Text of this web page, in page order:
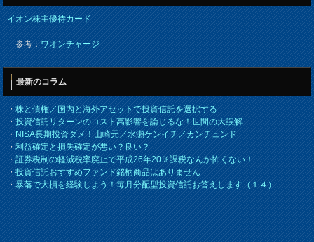
イオン株主優待カード
参考：ワオンチャージ
最新のコラム
・株と債権／国内と海外アセットで投資信託を選択する
・投資信託リターンのコスト高影響を論じるな！世間の大誤解
・NISA長期投資ダメ！山崎元／水瀬ケンイチ／カンチュンド
・利益確定と損失確定が悪い？良い？
・証券税制の軽減税率廃止で平成26年20％課税なんか怖くない！
・投資信託おすすめファンド銘柄商品はありません
・暴落で大損を経験しよう！毎月分配型投資信託お答えします（１４）